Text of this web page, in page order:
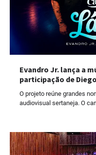
Evandro Jr. lança a
participação de
O projeto reúne grandes
audiovisual sertaneja. O